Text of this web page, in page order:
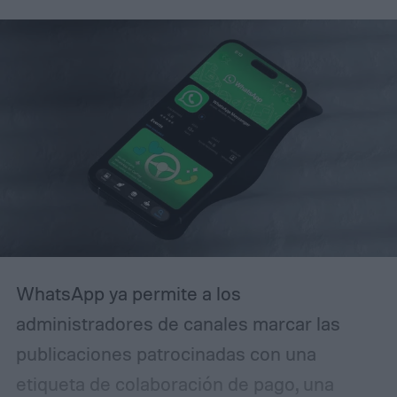
alguna vez has recibido un correo
electrónico avisando que tu cuenta será
restringida a menos que actúes de
inmediato, reconocerás el patrón. La
diferencia es que esta campaña se ha
pulido lo suficiente como para que incluso
usuarios experimentados puedan
confundirla con la realidad.
WhatsApp ya permite a los
administradores de canales marcar las
publicaciones patrocinadas con una
etiqueta de colaboración de pago, una